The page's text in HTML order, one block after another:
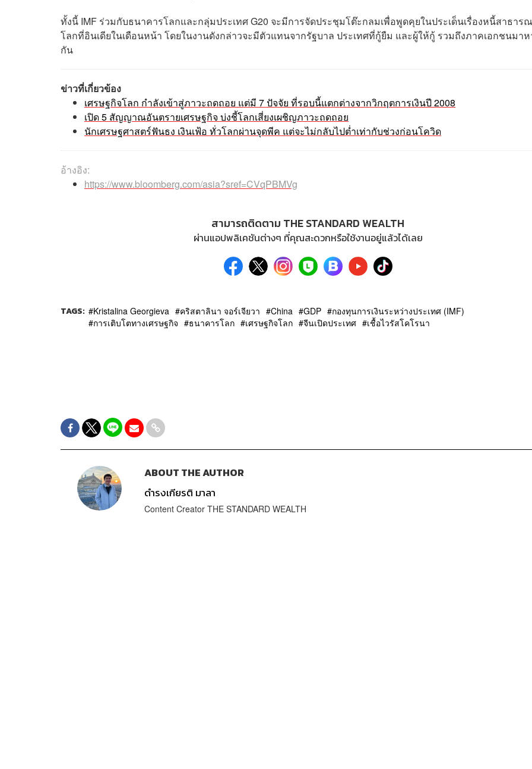
ทั้งนี้ IMF ร่วมกับธนาคารโลกและกลุ่มประเทศ G20 จะมีการจัดประชุมโต๊ะกลมเพื่อพูดคุยในประเด็นเรื่องหนี้สาธาร
โลกที่อินเดียในเดือนหน้า โดยในงานดังกล่าวจะมีตัวแทนจากรัฐบาล ประเทศที่กู้ยืม และผู้ให้กู้ รวมถึงภาคเอกชนมาห
กัน
ข่าวที่เกี่ยวข้อง
เศรษฐกิจโลก กำลังเข้าสู่ภาวะถดถอย แต่มี 7 ปัจจัย ที่รอบนี้แตกต่างจากวิกฤตการเงินปี 2008
เปิด 5 สัญญาณอันตรายเศรษฐกิจ บ่งชี้โลกเสี่ยงเผชิญภาวะถดถอย
นักเศรษฐศาสตร์ฟันธง เงินเฟ้อ ทั่วโลกผ่านจุดพีค แต่จะไม่กลับไปต่ำเท่ากับช่วงก่อนโควิด
อ้างอิง:
https://www.bloomberg.com/asia?sref=CVqPBMVg
สามารถติดตาม THE STANDARD WEALTH
ผ่านแอปพลิเคชันต่างๆ ที่คุณสะดวกหรือใช้งานอยู่แล้วได้เลย
TAGS: Kristalina Georgieva คริสตาลินา จอร์เจียวา China GDP
กองทุนการเงินระหว่างประเทศ (IMF)
การเติบโตทางเศรษฐกิจ
ธนาคารโลก เศรษฐกิจโลก จีนเปิดประเทศ เชื้อไวรัสโคโรนา
ABOUT THE AUTHOR
ดำรงเกียรติ มาลา
Content Creator THE STANDARD WEALTH